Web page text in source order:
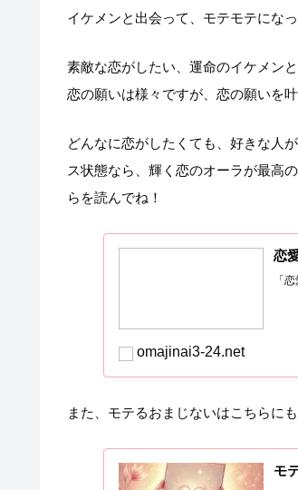
イケメンと出会って、モテモテにな
素敵な恋がしたい、運命のイケメン
恋の願いは様々ですが、恋の願いを
どんなに恋がしたくても、好きな人
ス状態なら、輝く恋のオーラが最高
らを読んでね！
恋
「
omajinai3-24.net
また、モテるおまじないはこちらに
モ